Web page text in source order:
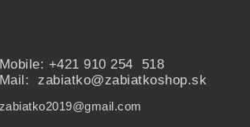
Mobile: +421 910 254 518
Mail: zabiatko@zabiatkoshop.sk
zabiatko2019@gmail.com